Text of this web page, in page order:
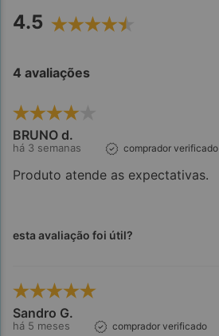
4.5
4 avaliações
BRUNO d.
há 3 semanas comprador verificado
Produto atende as expectativas.
esta avaliação foi útil?
Sandro G.
há 5 meses comprador verificado